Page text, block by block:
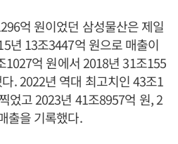
억 원이었던 삼성물산은 제일
년 13조3447억 원으로 매출이
1027억 원에서 2018년 31조155
. 2022년 역대 최고치인 43조1
었고 2023년 41조8957억 원, 2
출을 기록했다.